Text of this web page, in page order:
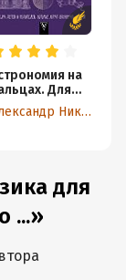
на
Для
и
Александр Никонов
для
...»